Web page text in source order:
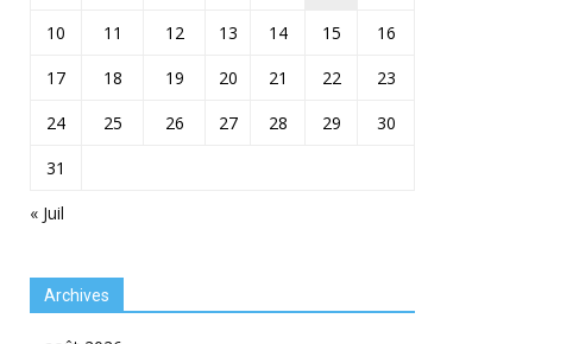
« Juil
10
11 12 13 14 15
16
17
18 19 20 21 22
23
24
25 26 27 28 29
30
31
Archives